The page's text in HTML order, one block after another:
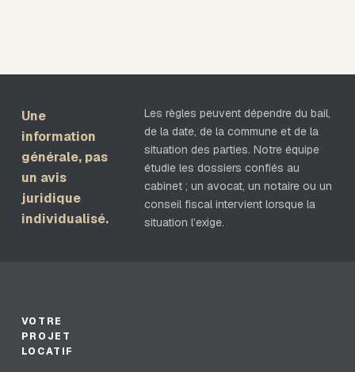
Une
information
générale, pas
un avis
juridique
individualisé.
Les règles peuvent dépendre du bail,
de la date, de la commune et de la
situation des parties. Notre équipe
étudie les dossiers confiés au
cabinet ; un avocat, un notaire ou un
conseil fiscal intervient lorsque la
situation l’exige.
VOTRE
PROJET
LOCATIF